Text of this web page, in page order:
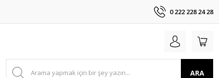
0 222 228 24 28
ARA